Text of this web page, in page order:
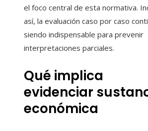
el foco central de esta normativa.
así, la evaluación caso por caso
siendo indispensable para prevenir
interpretaciones parciales.
Qué implica
evidenciar
económica